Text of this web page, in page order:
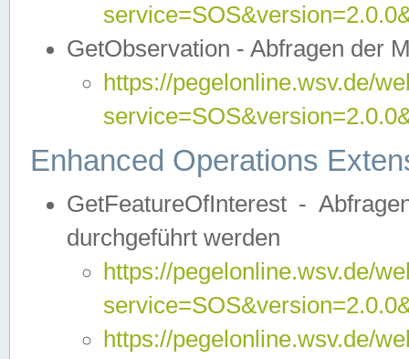
GetObservation - Abfragen der
https://pegelonline.wsv.de/
Enhanced Operations
GetFeatureOfInterest -
durchgeführt werden
https://pegelonline.wsv.de/
https://pegelonline.wsv.de/